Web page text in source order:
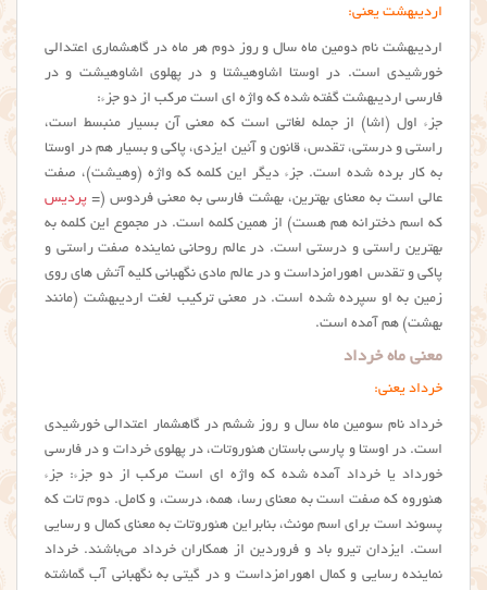
اردیبهشت یعنی:
اردیبهشت نام دومین ماه سال و روز دوم هر ماه در گاهشماری اعتدالی
خورشیدی است. در اوستا اشاوهیشتا و در پهلوی اشاوهیشت و در
فارسی اردیبهشت گفته شده که واژه ای است مرکب از دو جزء:
جزء اول (اشا) از جمله لغاتی است که معنی آن بسیار منبسط است،
راستی و درستی، تقدس، قانون و آئین ایزدی، پاکی و بسیار هم در اوستا
به کار برده شده است. جزء دیگر این کلمه که واژه (وهیشت)، صفت
عالی است به معنای بهترین، بهشت فارسی به معنی فردوس (= پردیس
که اسم دخترانه هم هست) از همین کلمه است. در مجموع این کلمه به
بهترین راستی و درستی است. در عالم روحانی نماینده صفت راستی و
پاکی و تقدس اهورامزداست و در عالم مادی نگهبانی کلیه آتش های روی
زمین به او سپرده شده است. در معنی ترکیب لغت اردیبهشت (مانند
بهشت) هم آمده است.
معنی ماه خرداد
خرداد یعنی:
خرداد نام سومین ماه سال و روز ششم در گاهشمار اعتدالی خورشیدی
است. در اوستا و پارسی باستان هئوروتات، در پهلوی خردات و در فارسی
خورداد یا خرداد آمده شده که واژه ای است مرکب از دو جزء: جزء
هئوروه که صفت است به معنای رسا، همه، درست، و کامل. دوم تات که
پسوند است برای اسم مونث، بنابراین هئوروتات به معنای کمال و رسایی
است. ایزدان تیرو باد و فروردین از همکاران خرداد می‌باشند. خرداد
نماینده رسایی و کمال اهورامزداست و در گیتی به نگهبانی آب گماشته